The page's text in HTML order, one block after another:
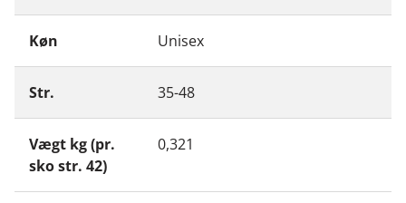
Køn Unisex
Str. 35-48
Vægt kg (pr.
sko str. 42)
0,321